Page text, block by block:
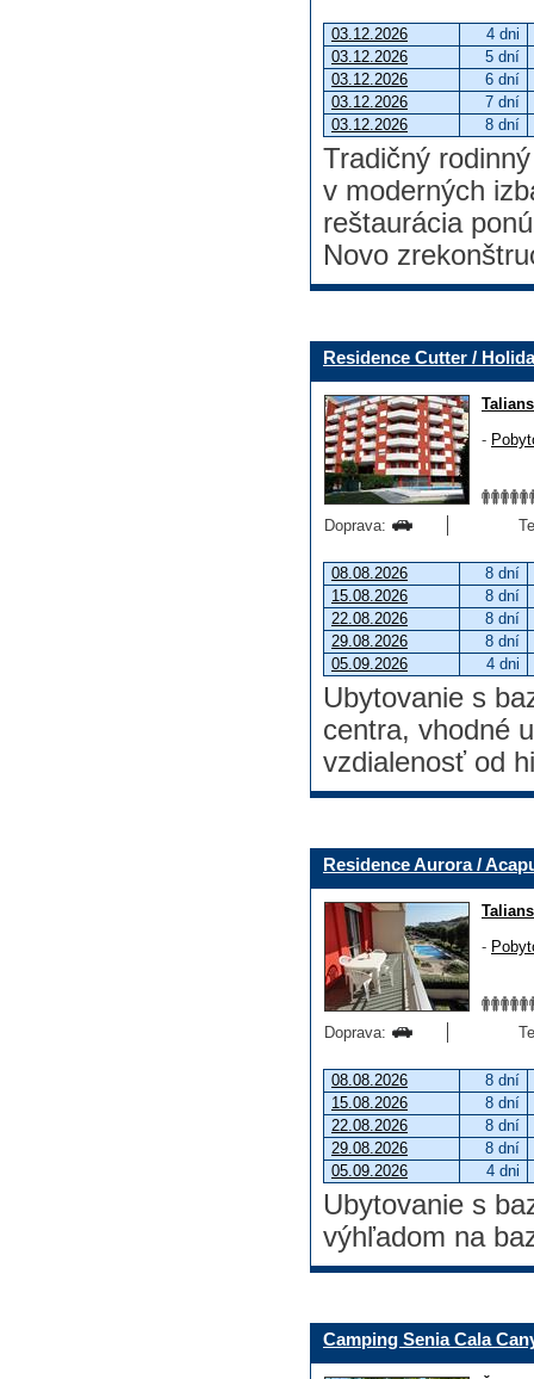
03.12.2026
4 dni
03.12.2026
5 dní
03.12.2026
6 dní
03.12.2026
7 dní
03.12.2026
8 dní
Tradičný
v moderných
reštaurácia
Novo
Residence Cutter /
-
Doprava:
08.08.2026
8 dní
15.08.2026
8 dní
22.08.2026
8 dní
29.08.2026
8 dní
05.09.2026
4 dni
Ubytovanie s
centra, vhodné
vzdialenosť od
Residence Aurora /
-
Doprava:
08.08.2026
8 dní
15.08.2026
8 dní
22.08.2026
8 dní
29.08.2026
8 dní
05.09.2026
4 dni
Ubytovanie s
výhľadom na
Camping Senia Cala